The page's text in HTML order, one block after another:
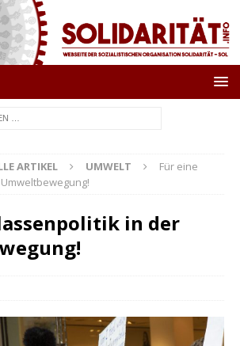
ARTIKEL UMWELT
Für eine
in der